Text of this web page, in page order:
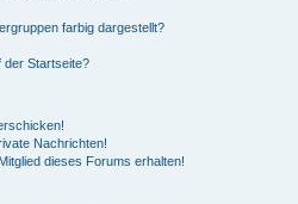
farbig dargestellt?
der Startseite?
Nachrichten!
dieses Forums erhalten!